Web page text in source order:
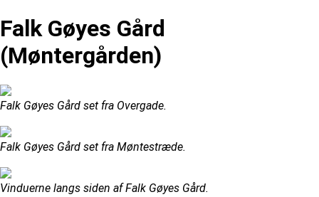
Falk Gøyes Gård
(Møntergården)
Falk Gøyes Gård set fra Overgade.
Falk Gøyes Gård set fra Møntestræde.
Vinduerne langs siden af Falk Gøyes Gård.